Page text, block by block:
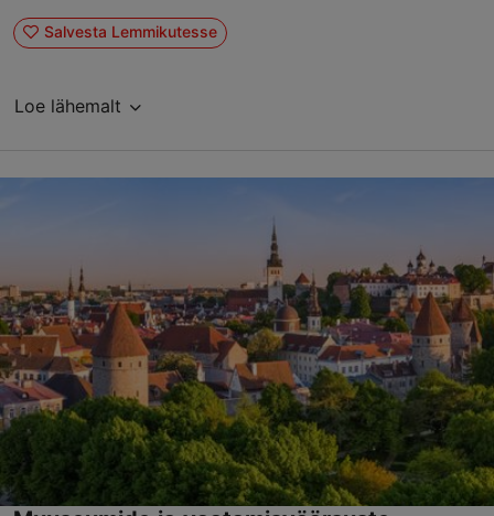
Salvesta Lemmikutesse
Loe lähemalt